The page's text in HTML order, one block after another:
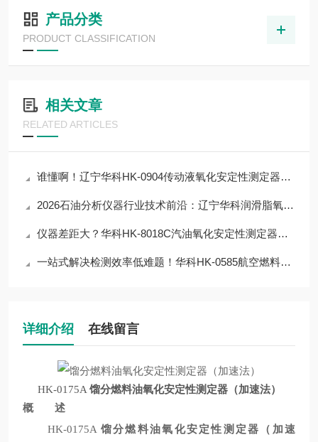
产品分类
PRODUCT CLASSIFICATION
相关文章
RELATED ARTICLES
谁懂啊！辽宁华科HK-0904传动液氧化安定性测定器，让检测流程省80%人力
2026石油分析仪器行业技术前沿：辽宁华科润滑脂氧化安定性测定器应用与突破
仪器差距大？华科HK-8018C汽油氧化安定性测定器从材质到工艺，拆解优质仪器
一站式解决检测效率低难题！华科HK-0585航空燃料氧化安定性测定器解决方案
详细介绍 在线留言
HK-0175A 馏分燃料油氧化安定性测定器（加速法）
概 述
HK-0175A 馏分燃料油氧化安定性测定器（加速